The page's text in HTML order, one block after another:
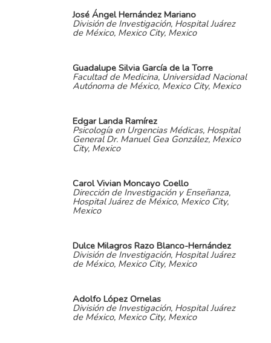
José Ángel Hernández Mariano
División de Investigación, Hospital Juárez
de México, Mexico City, Mexico
Guadalupe Silvia García de la Torre
Facultad de Medicina, Universidad Nacional
Autónoma de México, Mexico City, Mexico
Edgar Landa Ramírez
Psicología en Urgencias Médicas, Hospital
General Dr. Manuel Gea González, Mexico
City, Mexico
Carol Vivian Moncayo Coello
Dirección de Investigación y Enseñanza,
Hospital Juárez de México, Mexico City,
Mexico
Dulce Milagros Razo Blanco-Hernández
División de Investigación, Hospital Juárez
de México, Mexico City, Mexico
Adolfo López Ornelas
División de Investigación, Hospital Juárez
de México, Mexico City, Mexico